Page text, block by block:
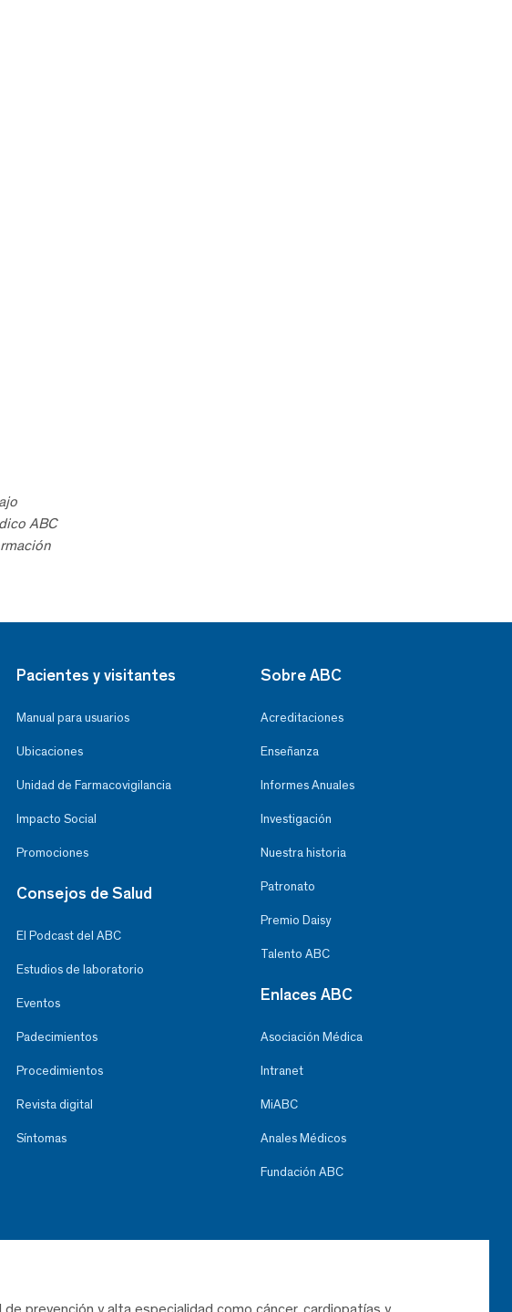
ABC
Pacientes y visitantes
Manual para usuarios
Ubicaciones
Unidad de Farmacovigilancia
Impacto Social
Promociones
Consejos de Salud
El Podcast del ABC
Estudios de laboratorio
Eventos
Padecimientos
Procedimientos
Revista digital
Síntomas
Sobre ABC
Acreditaciones
Enseñanza
Informes Anuales
Investigación
Nuestra historia
Patronato
Premio Daisy
Talento ABC
Enlaces ABC
Asociación Médica
Intranet
MiABC
Anales Médicos
Fundación ABC